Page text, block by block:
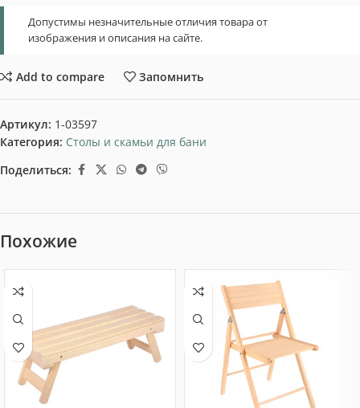
Допустимы незначительные отличия товара от
изображения и описания на сайте.
Add to compare Запомнить
Артикул: 1-03597
Категория: Столы и скамьи для бани
Поделиться:
Похожие